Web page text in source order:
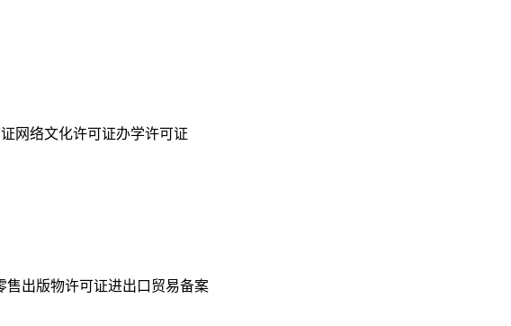
网络文化许可证办学许可证
售出版物许可证进出口贸易备案